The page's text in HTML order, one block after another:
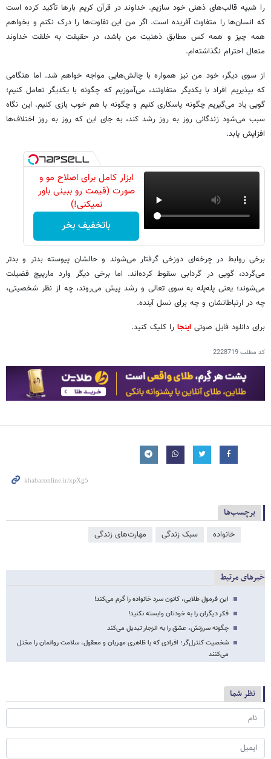
را شبیه قالب‌های ذهنی خود سازیم. خداوند در قرآن کریم بارها تأکید کرده است
که انسان‌ها را متفاوت آفریده است. اگر من این تفاوت‌ها را درک نکنم و بخواهم
همه چیز و همه کس مطابق ذهنیت من باشد، در حقیقت به خلقت خداوند
متعال احترام نگذاشته‌ام.
از سوی دیگر، خود من نیز همواره با چالش‌هایی مواجه خواهم شد. اما هنگامی
که بپذیریم افراد با یکدیگر متفاوتند، می‌آموزیم که چگونه با یکدیگر تعامل کنیم؛
گویی یاد می‌گیریم چگونه پاسکاری کنیم و چگونه با هم خوب بازی کنیم. این نگاه
سبب می‌شود زندگانی روز به روز رشد کند، به جای این که روز به روز اختلاف‌ها
افزایش یابد.
ابزار کامل برای اصلاح مو و
صورت (قیمت رو ببینی باور
نمیکنی!)
باتخفیف بخر
برخی روابط در چرخه‌ای دوزخی گرفتار می‌شوند و حالشان پیوسته بدتر و بدتر
می‌گردد، گویی در گردابی سقوط کرده‌اند. اما برخی دیگر وارد مارپیچ فضیلت
می‌شوند؛ یعنی پله‌پله به سوی تعالی و رشد پیش می‌روند، چه از نظر شخصیتی،
چه در ارتباطاتشان و چه برای نسل آینده.
برای دانلود فایل صوتی اینجا را کلیک کنید.
کد مطلب2228719
برچسب‌ها
خانواده سبک زندگی مهارت‌های زندگی
خبرهای مرتبط
این فرمول طلایی، کانون سرد خانواده را گرم می‌کند!
فکر دیگران را به خودتان وابسته نکنید!
چگونه سرزنش، عشق را به انزجار تبدیل می‌کند
شخصیت کنترل‌گر؛ افرادی که با ظاهری مهربان و معقول، سلامت روانمان را مختل
می‌کنند
نظر شما